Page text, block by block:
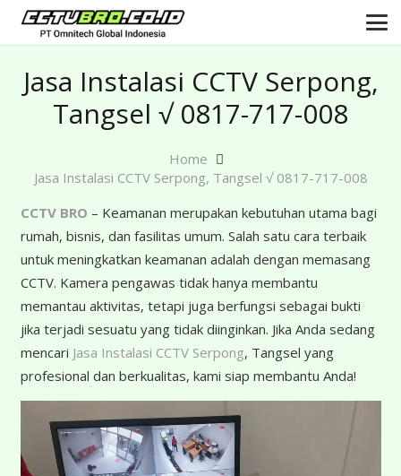
Jasa Instalasi CCTV Serpong,
Tangsel √ 0817-717-008
Home
Jasa Instalasi CCTV Serpong, Tangsel √ 0817-717-008
CCTV BRO – Keamanan merupakan kebutuhan utama bagi
rumah, bisnis, dan fasilitas umum. Salah satu cara terbaik
untuk meningkatkan keamanan adalah dengan memasang
CCTV. Kamera pengawas tidak hanya membantu
memantau aktivitas, tetapi juga berfungsi sebagai bukti
jika terjadi sesuatu yang tidak diinginkan. Jika Anda sedang
mencari Jasa Instalasi CCTV Serpong, Tangsel yang
profesional dan berkualitas, kami siap membantu Anda!